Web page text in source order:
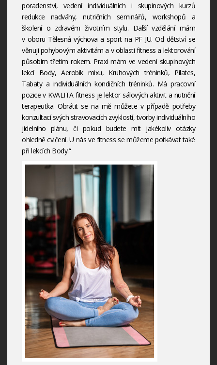
poradenství, vedení individuálních i skupinových kurzů
redukce nadváhy, nutričních seminářů, workshopů a
školení o zdravém životním stylu. Další vzdělání mám
v oboru Tělesná výchova a sport na PF JU. Od dětství se
věnuji pohybovým aktivitám a v oblasti fitness a lektorování
působím třetím rokem. Praxi mám ve vedení skupinových
lekcí Body, Aerobik mixu, Kruhových tréninků, Pilates,
Tabaty a individuálních kondičních tréninků. Má pracovní
pozice v KVALITA fitness je lektor sálových aktivit a nutriční
terapeutka. Obrátit se na mě můžete v případě potřeby
konzultací svých stravovacích zvyklostí, tvorby individuálního
jídelního plánu, či pokud budete mít jakékoliv otázky
ohledně cvičení. U nás ve fitness se můžeme potkávat také
při lekcích Body.“